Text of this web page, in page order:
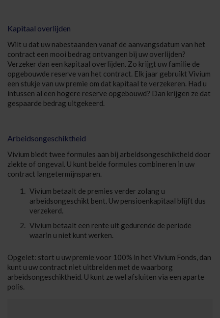
Kapitaal overlijden
Wilt u dat uw nabestaanden vanaf de aanvangsdatum van het
contract een mooi bedrag ontvangen bij uw overlijden?
Verzeker dan een kapitaal overlijden. Zo krijgt uw familie de
opgebouwde reserve van het contract. Elk jaar gebruikt Vivium
een stukje van uw premie om dat kapitaal te verzekeren. Had u
intussen al een hogere reserve opgebouwd? Dan krijgen ze dat
gespaarde bedrag uitgekeerd.
Arbeidsongeschiktheid
Vivium biedt twee formules aan bij arbeidsongeschiktheid door
ziekte of ongeval. U kunt beide formules combineren in uw
contract langetermijnsparen.
Vivium betaalt de premies verder zolang u
arbeidsongeschikt bent. Uw pensioenkapitaal blijft dus
verzekerd.
Vivium betaalt een rente uit gedurende de periode
waarin u niet kunt werken.
Opgelet: stort u uw premie voor 100% in het Vivium Fonds, dan
kunt u uw contract niet uitbreiden met de waarborg
arbeidsongeschiktheid. U kunt ze wel afsluiten via een aparte
polis.